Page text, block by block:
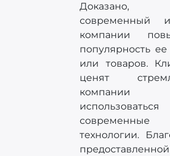
Доказано,
современный
компании
популярность ее
или товаров.
ценят
компании
использоваться
современные
технологии.
предоставленной